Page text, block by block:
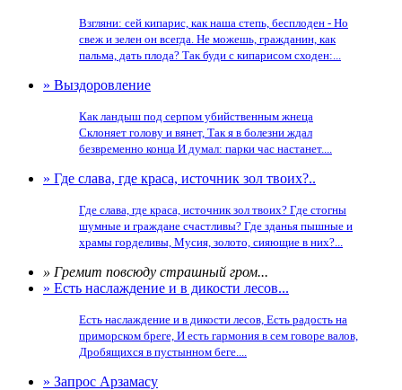
Взгляни: сей кипарис, как наша степь, бесплоден - Но
свеж и зелен он всегда. Не можешь, гражданин, как
пальма, дать плода? Так буди с кипарисом сходен:...
» Выздоровление
Как ландыш под серпом убийственным жнеца
Склоняет голову и вянет, Так я в болезни ждал
безвременно конца И думал: парки час настанет....
» Где слава, где краса, источник зол твоих?..
Где слава, где краса, источник зол твоих? Где стогны
шумные и граждане счастливы? Где зданья пышные и
храмы горделивы, Мусия, золото, сияющие в них?...
» Гремит повсюду страшный гром...
» Есть наслаждение и в дикости лесов...
Есть наслаждение и в дикости лесов, Есть радость на
приморском бреге, И есть гармония в сем говоре валов,
Дробящихся в пустынном беге....
» Запрос Арзамасу